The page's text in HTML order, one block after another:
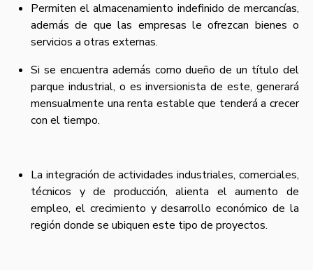
Permiten el almacenamiento indefinido de mercancí­as,
además de que las empresas le ofrezcan bienes o
servicios a otras externas.
Si se encuentra además como dueño de un tí­tulo del
parque industrial, o es inversionista de este, generará
mensualmente una renta estable que tenderá a crecer
con el tiempo.
La integración de actividades industriales, comerciales,
técnicos y de producción, alienta el aumento de
empleo, el crecimiento y desarrollo económico de la
región donde se ubiquen este tipo de proyectos.